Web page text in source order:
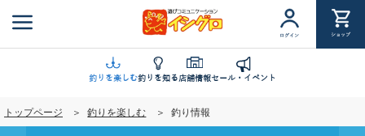
ン
ログイン ショップ
釣りを楽しむ釣りを知る店舗情報セール・イベント
トップページ 釣りを楽しむ 釣り情報